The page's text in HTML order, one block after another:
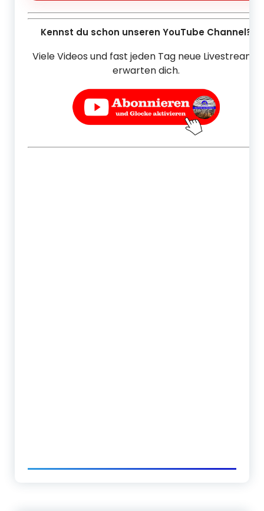
Kennst du schon unseren YouTube Channel?
Viele Videos und fast jeden Tag neue Livestreams
erwarten dich.